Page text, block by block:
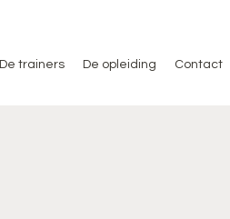
De trainers De opleiding Contact